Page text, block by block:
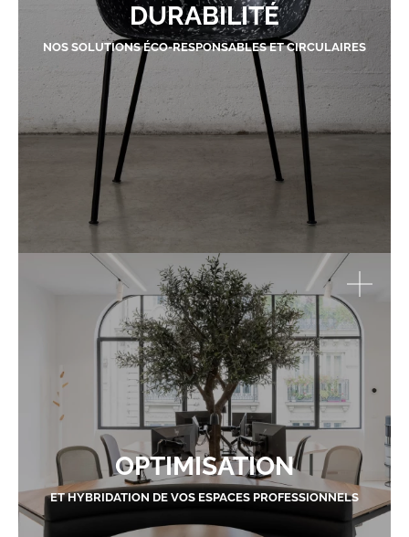
DURABILITÉ
NOS SOLUTIONS ÉCO-RESPONSABLES ET CIRCULAIRES
OPTIMISATION
ET HYBRIDATION DE VOS ESPACES PROFESSIONNELS